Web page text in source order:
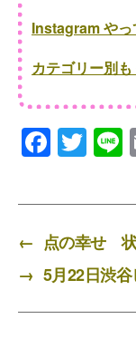
Instagram や
カテゴリー別
F
a
c
e
b
o
o
T
wi
tt
er
← 点の幸せ
→ 5月22日渋